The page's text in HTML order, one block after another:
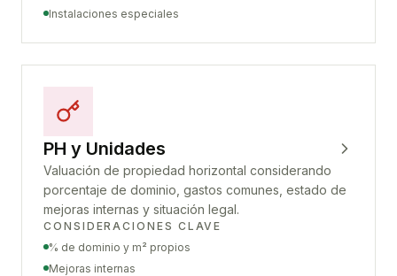
Instalaciones especiales
PH y Unidades
Valuación de propiedad horizontal considerando
porcentaje de dominio, gastos comunes, estado de
mejoras internas y situación legal.
CONSIDERACIONES CLAVE
% de dominio y m² propios
Mejoras internas